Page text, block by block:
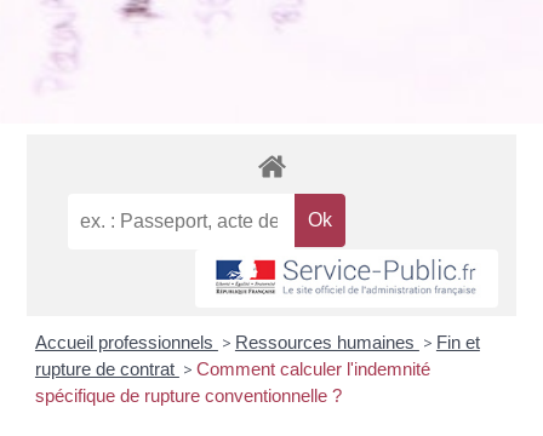
Accueil professionnels > Ressources humaines > Fin et
rupture de contrat > Comment calculer l'indemnité
spécifique de rupture conventionnelle ?